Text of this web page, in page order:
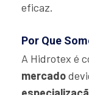
eficaz.
Por Que
A Hidrotex é
mercado